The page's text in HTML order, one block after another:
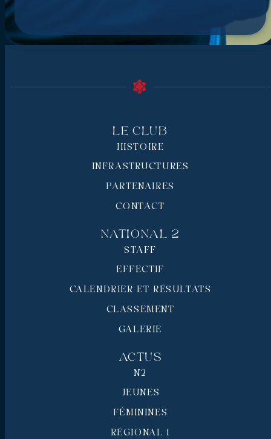
Le Club
HISTOIRE
INFRASTRUCTURES
PARTENAIRES
CONTACT
National 2
STAFF
EFFECTIF
CALENDRIER ET RÉSULTATS
CLASSEMENT
GALERIE
Actus
N2
JEUNES
FÉMININES
RÉGIONAL 1